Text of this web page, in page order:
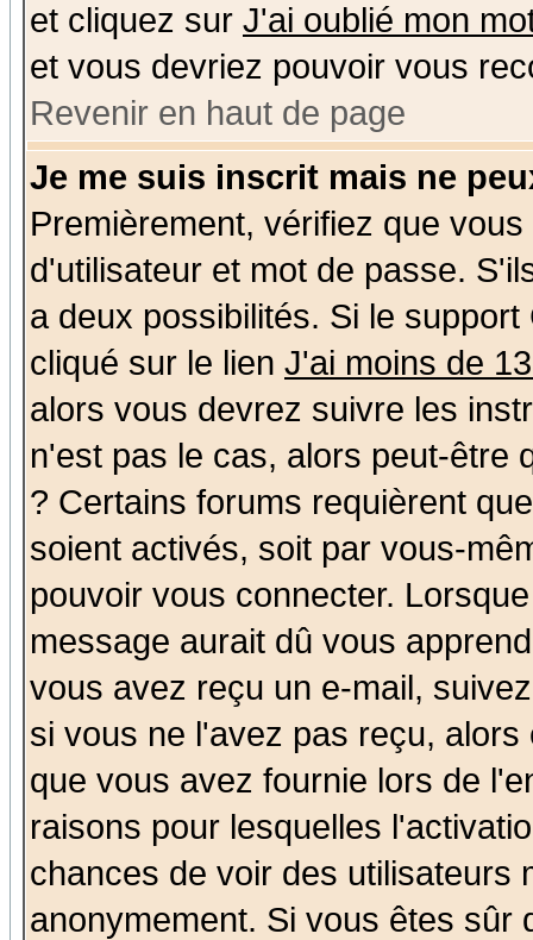
et cliquez sur J'ai oublié mon
et vous devriez pouvoir vous
Revenir en haut de page
Je me suis inscrit mais ne
Premièrement, vérifiez que
d'utilisateur et mot de passe.
a deux possibilités. Si le
cliqué sur le lien J'ai moins de
alors vous devrez suivre les
n'est pas le cas, alors peut-être
? Certains forums requièrent
soient activés, soit par vous-
pouvoir vous connecter.
message aurait dû vous
vous avez reçu un e-mail,
si vous ne l'avez pas reçu,
que vous avez fournie lors de
raisons pour lesquelles
chances de voir des utilisateurs
anonymement. Si vous êtes sûr